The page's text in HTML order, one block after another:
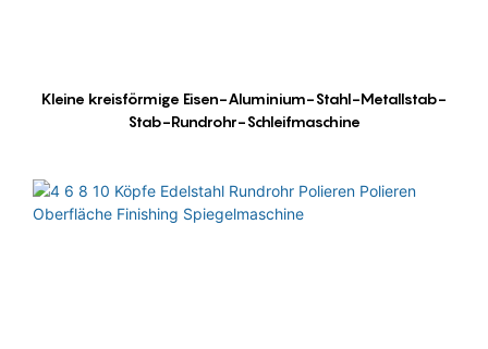
Kleine kreisförmige Eisen-Aluminium-Stahl-Metallstab-
Stab-Rundrohr-Schleifmaschine